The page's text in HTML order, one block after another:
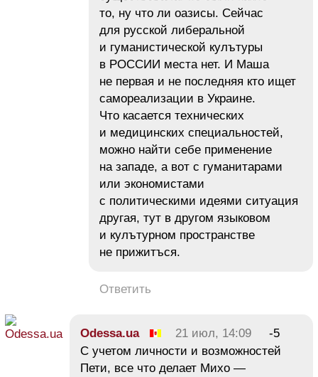
то, ну что ли оазисы. Сейчас
для русской либеральной
и гуманистической кулътуры
в РОССИИ места нет. И Маша
не первая и не последняя кто ищет
самореализации в Украине.
Что касается технических
и медицинских специальностей,
можно найти себе применение
на западе, а вот с гуманитарами
или экономистами
с политическими идеями ситуация
другая, тут в другом языковом
и кулътурном пространстве
не прижитъся.
Ответить
Odessa.ua 21 июл, 14:09
-5
С учетом личности и возможностей
Пети, все что делает Михо —